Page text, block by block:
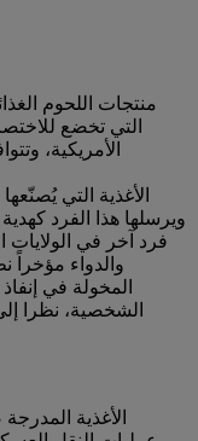
منتجات اللحوم
التي تخضع
الأمريكية،
الأغذية التي
ويرسلها هذا الفرد
فرد آخر في الولايات
والدواء مؤخراً
المخولة في
الشخصية، نظرا
الأغذية